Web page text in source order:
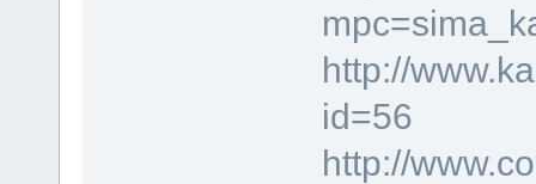
http://
id=56
http://